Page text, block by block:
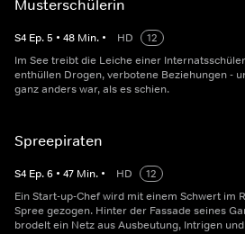
Musterschülerin
S4 Ep.5 • 48 Min. • HD
12
Im See treibt die Leiche einer
enthüllen Drogen, verbotene Beziehungen -
ganz anders war, als es schien.
Spreepiraten
S4 Ep.6 • 47 Min. • HD
12
Ein Start-up-Chef wird mit einem Schwert im
Spree gezogen. Hinter der Fassade seines
brodelt ein Netz aus Ausbeutung, Intrigen